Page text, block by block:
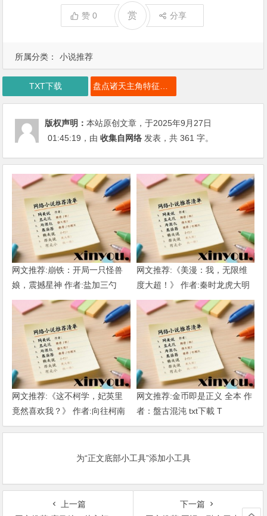
所属分类： 小说推荐
赞0 赏 分享
TXT下载 盘点诸天主角特征反派们吓傻了下载
版权声明：本站原创文章，于2025年9月27日
01:45:19 ，由收集自网络 发表，共 361 字。
网文推荐:崩铁：开局一只怪兽
娘，震撼星神 作者:盐加三勺
（1-218）TXT下载
网文推荐:《美漫：我，无限维
度大超！》 作者:秦时龙虎大明
1-802章 TXT下载
网文推荐:《这不柯学，妃英里
竟然喜欢我？》 作者:向往柯南
1-189章 TXT下载
网文推荐:金币即是正义 全本 作
者：盤古混沌 txt下載 T
为“正文底部小工具”添加小工具
上一篇
下一篇